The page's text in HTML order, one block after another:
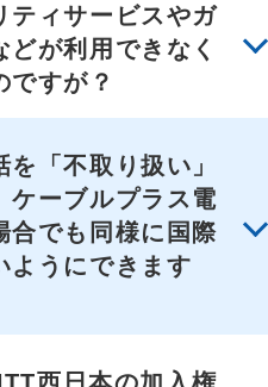
ティサービスやガ
どが利用できなく
ですが？
「不取り扱い」
ケーブルプラス電
合でも同様に国際
ようにできます